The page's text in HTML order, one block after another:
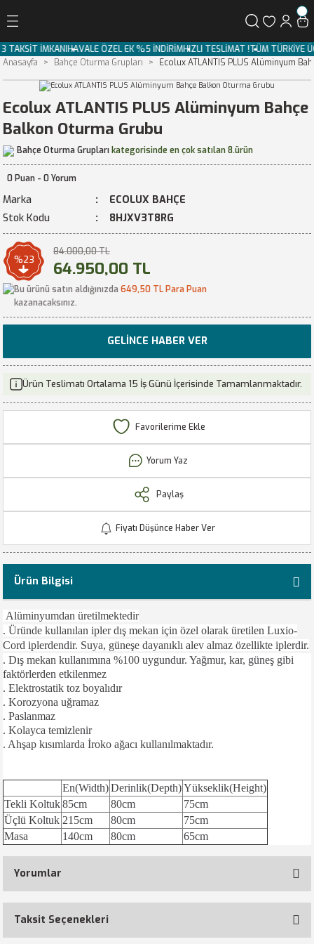
3 TAKSİT İMKANIHAVALE ÖZEL EK %5 İNDİRİMHIZLI TESLİMAT !TÜM TÜRKİYE
Anasayfa
Bahçe Oturma Grupları Ecolux ATLANTIS PLUS Alüminyum
Ecolux ATLANTIS PLUS Alüminyum Bahçe
Balkon Oturma Grubu
Bahçe Oturma Grupları kategorisinde en çok satılan 8.ürün
0 Puan - 0 Yorum
Marka
ECOLUX BAHÇE
Stok Kodu
8HJXV3T8RG
%23
84.000,00 TL
64.950,00 TL
Bu ürünü satın aldığınızda 649,50 TL Para Puan
kazanacaksınız.
GELINCE HABER VER
Ürün Teslimatı Ortalama 15 İş Günü İçerisinde Tamamlanmaktadır.
Yorum Yaz
Paylaş
Fiyatı Düşünce Haber Ver
Ürün Bilgisi
Alüminyumdan üretilmektedir
. Üründe kullanılan ipler dış mekan için özel olarak üretilen Luxio-
Cord iplerdendir. Suya, güneşe dayanıklı alev almaz özellikte iplerdir.
. Dış mekan kullanımına %100 uygundur. Yağmur, kar, güneş gibi
faktörlerden etkilenmez
. Elektrostatik toz boyalıdır
. Korozyona uğramaz
. Paslanmaz
. Kolayca temizlenir
. Ahşap kısımlarda İroko ağacı kullanılmaktadır.
En(Width)Derinlik(Depth)Yükseklik(Height)
Tekli Koltuk85cm 80cm
75cm
Üçlü Koltuk 215cm 80cm
75cm
Masa
140cm 80cm 65cm
Yorumlar
Taksit Seçenekleri